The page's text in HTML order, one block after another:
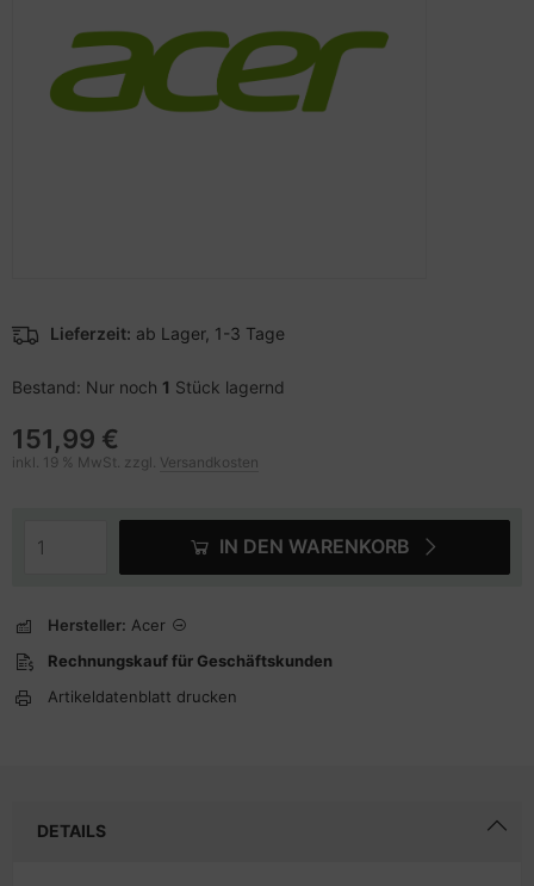
Lieferzeit: ab Lager, 1-3 Tage
Bestand: Nur noch 1 Stück lagernd
151,99 €
inkl. 19 % MwSt. zzgl. Versandkosten
IN DEN WARENKORB
Hersteller: Acer
Rechnungskauf für Geschäftskunden
Artikeldatenblatt drucken
DETAILS
& Video
und Navigation
Netzwerkgeräte
& Tragebehältnisse
Hub
Tinten Minen